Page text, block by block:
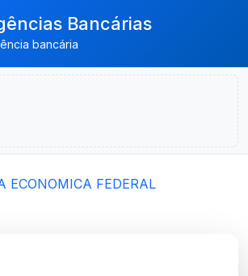
Bancárias
bancária
ECONOMICA FEDERAL